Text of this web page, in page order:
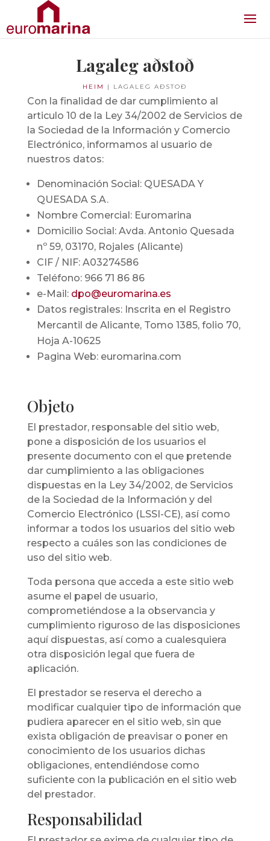
Lagaleg aðstoð
HEIM | LAGALEG AÐSTOÐ
Con la finalidad de dar cumplimiento al
articulo 10 de la Ley 34/2002 de Servicios de
la Sociedad de la Información y Comercio
Electrónico, informamos al usuario de
nuestros datos:
Denominación Social: QUESADA Y
QUESADA S.A.
Nombre Comercial: Euromarina
Domicilio Social: Avda. Antonio Quesada
nº 59, 03170, Rojales (Alicante)
CIF / NIF: A03274586
Teléfono: 966 71 86 86
e-Mail: dpo@euromarina.es
Datos registrales: Inscrita en el Registro
Mercantil de Alicante, Tomo 1385, folio 70,
Hoja A-10625
Pagina Web: euromarina.com
Objeto
El prestador, responsable del sitio web,
pone a disposición de los usuarios el
presente documento con el que pretende
dar cumplimiento a las obligaciones
dispuestas en la Ley 34/2002, de Servicios
de la Sociedad de la Información y del
Comercio Electrónico (LSSI-CE), así como
informar a todos los usuarios del sitio web
respecto a cuáles son las condiciones de
uso del sitio web.
Toda persona que acceda a este sitio web
asume el papel de usuario,
comprometiéndose a la observancia y
cumplimiento riguroso de las disposiciones
aquí dispuestas, así como a cualesquiera
otra disposición legal que fuera de
aplicación.
El prestador se reserva el derecho a
modificar cualquier tipo de información que
pudiera aparecer en el sitio web, sin que
exista obligación de preavisar o poner en
conocimiento de los usuarios dichas
obligaciones, entendiéndose como
suficiente con la publicación en el sitio web
del prestador.
Responsabilidad